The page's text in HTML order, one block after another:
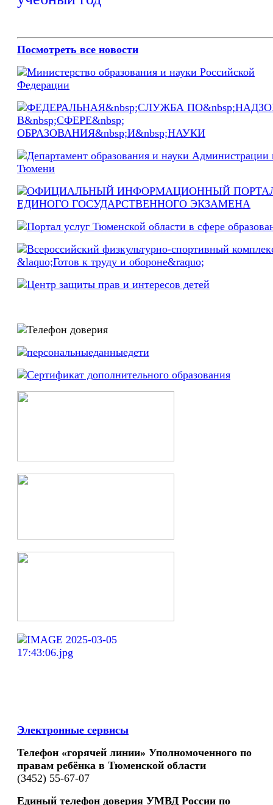
Посмотреть все новости
Электронные сервисы
Телефон «горячей линии» Уполномоченного по
правам ребёнка в Тюменской области
(3452) 55-67-07
Единый телефон доверия УМВД России по